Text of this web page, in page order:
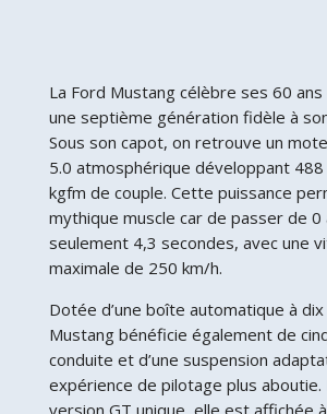
La Ford Mustang célèbre ses 60
une septième génération fidèle à
Sous son capot, on retrouve un
5.0 atmosphérique développant
kgfm de couple. Cette puissance
mythique muscle car de passer de 0
seulement 4,3 secondes, avec une
maximale de 250 km/h.
Dotée d’une boîte automatique à
Mustang bénéficie également de
conduite et d’une suspension
expérience de pilotage plus